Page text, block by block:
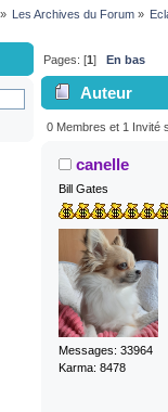
Les Archives du Forum»
Pages: [1]En bas
Auteur
Soie (13/07)
0 Membres et 1 Invité
canelle
Bill Gates
Messages: 33964
Karma: 8478